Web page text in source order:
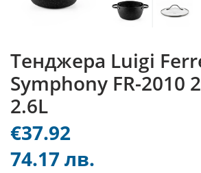
Тенджера Luigi
Symphony FR-2010
2.6L
€37.92
74.17 лв.